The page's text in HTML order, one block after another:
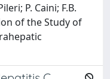
P. Caini; F.B.
of the Study of